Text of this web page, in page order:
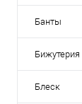
Банты
Бижутерия
Блеск